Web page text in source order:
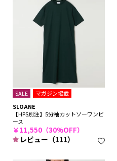
SALE
マガジン掲載
SLOANE
【HPS別注】5分袖カットソーワンピ
ース
￥11,550（30%OFF）
レビュー（111）